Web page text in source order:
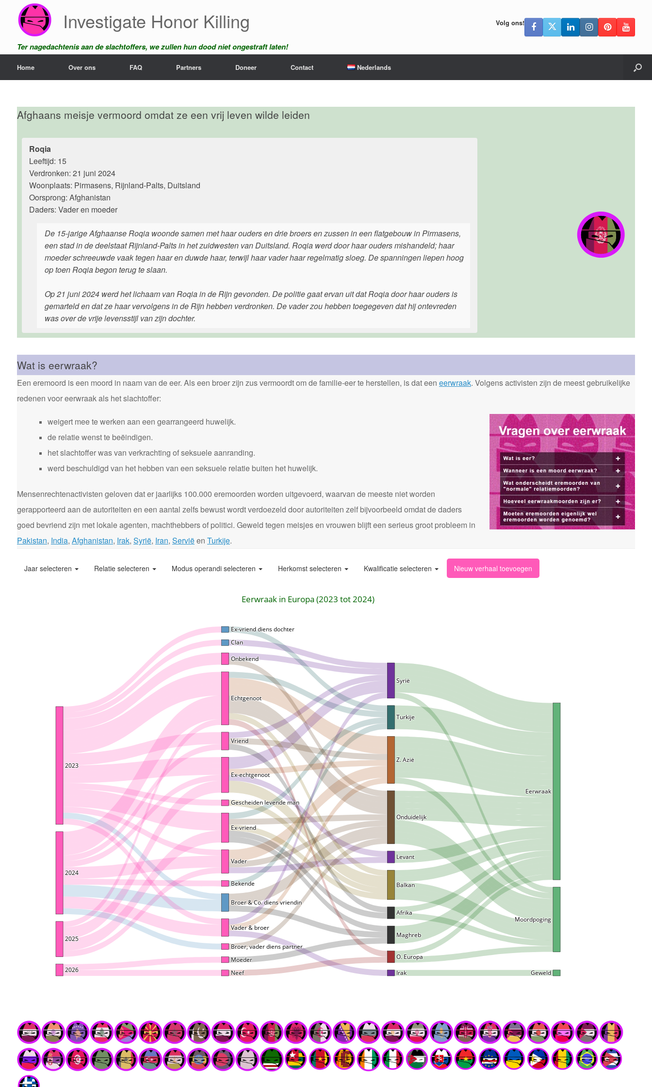
Investigate Honor Killing
Ter nagedachtenis aan de slachtoffers, we zullen hun dood niet ongestraft laten!
Volg ons!
Home Over ons FAQ Partners Doneer Contact Nederlands
Afghaans meisje vermoord omdat ze een vrij leven wilde leiden
Roqia
Leeftijd: 15
Verdronken: 21 juni 2024
Woonplaats: Pirmasens, Rijnland-Palts, Duitsland
Oorsprong: Afghanistan
Daders: Vader en moeder
De 15-jarige Afghaanse Roqia woonde samen met haar ouders en drie broers en zussen in een flatgebouw in Pirmasens,
een stad in de deelstaat Rijnland-Palts in het zuidwesten van Duitsland. Roqia werd door haar ouders mishandeld; haar
moeder schreeuwde vaak tegen haar en duwde haar, terwijl haar vader haar regelmatig sloeg. De spanningen liepen hoog
op toen Roqia begon terug te slaan.
Op 21 juni 2024 werd het lichaam van Roqia in de Rijn gevonden. De politie gaat ervan uit dat Roqia door haar ouders is
gemarteld en dat ze haar vervolgens in de Rijn hebben verdronken. De vader zou hebben toegegeven dat hij ontevreden
was over de vrije levensstijl van zijn dochter.
Wat is eerwraak?
Een eremoord is een moord in naam van de eer. Als een broer zijn zus vermoordt om de familie-eer te herstellen, is dat een eerwraak. Volgens activisten zijn de meest gebruikelijke
redenen voor eerwraak als het slachtoffer:
weigert mee te werken aan een gearrangeerd huwelijk.
de relatie wenst te beëindigen.
het slachtoffer was van verkrachting of seksuele aanranding.
werd beschuldigd van het hebben van een seksuele relatie buiten het huwelijk.
Mensenrechtenactivisten geloven dat er jaarlijks 100.000 eremoorden worden uitgevoerd, waarvan de meeste niet worden
gerapporteerd aan de autoriteiten en een aantal zelfs bewust wordt verdoezeld door autoriteiten zelf bijvoorbeeld omdat de daders
goed bevriend zijn met lokale agenten, machthebbers of politici. Geweld tegen meisjes en vrouwen blijft een serieus groot probleem in
Pakistan, India, Afghanistan, Irak, Syrië, Iran, Serviëen Turkije.